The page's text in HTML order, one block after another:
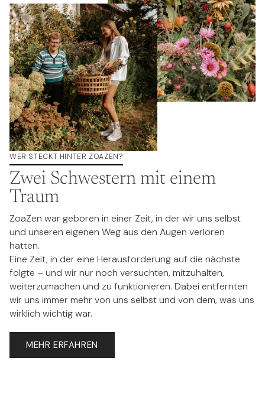
WER STECKT HINTER ZOAZEN?
Zwei Schwestern mit einem
Traum
ZoaZen war geboren in einer Zeit, in der wir uns selbst
und unseren eigenen Weg aus den Augen verloren
hatten.
Eine Zeit, in der eine Herausforderung auf die nächste
folgte – und wir nur noch versuchten, mitzuhalten,
weiterzumachen und zu funktionieren. Dabei entfernten
wir uns immer mehr von uns selbst und von dem, was uns
wirklich wichtig war.
MEHR ERFAHREN